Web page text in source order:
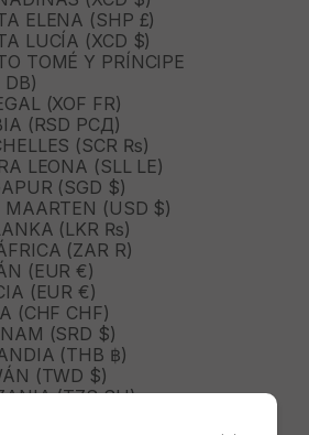
ELENA (SHP £)
LUCÍA (XCD $)
TOMÉ Y PRÍNCIPE
DB)
(XOF FR)
(RSD РСД)
(SCR ₨)
LEONA (SLL LE)
(SGD $)
MAARTEN (USD $)
(LKR ₨)
(ZAR R)
(EUR €)
(EUR €)
(CHF CHF)
(SRD $)
(THB ฿)
(TWD $)
(TZS SH)